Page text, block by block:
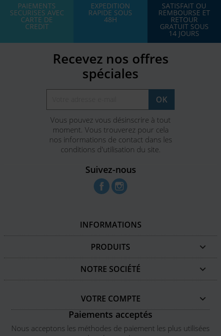
PAIEMENTS
SECURISES AVEC
CARTE DE
CREDIT
EXPEDITION
RAPIDE SOUS
48H
SATISFAIT OU
REMBOURSE ET
RETOUR
GRATUIT SOUS
14 JOURS
Recevez nos offres
spéciales
Vous pouvez vous désinscrire à tout
moment. Vous trouverez pour cela
nos informations de contact dans les
conditions d'utilisation du site.
Suivez-nous
Facebook
INFORMATIONS
PRODUITS 
NOTRE SOCIÉTÉ 
VOTRE COMPTE

Paiements acceptés
Nous acceptons les méthodes de paiement les plus utilisées